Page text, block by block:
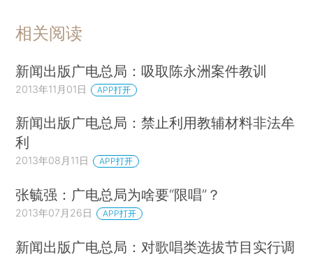
相关阅读
新闻出版广电总局：吸取陈永洲案件教训
2013年11月01日 APP打开
新闻出版广电总局：禁止利用教辅材料非法牟
利
2013年08月11日 APP打开
张毓强：广电总局为啥要“限唱”？
2013年07月26日 APP打开
新闻出版广电总局：对歌唱类选拔节目实行调